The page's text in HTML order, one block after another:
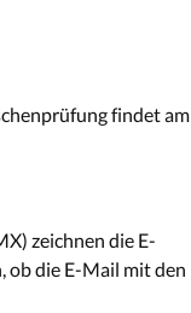
findet am
zeichnen die E-
ob die E-Mail mit den